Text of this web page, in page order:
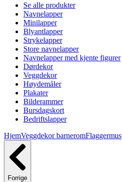
Se alle produkter
Navnelapper
Minilapper
Blyantlapper
Strykelapper
Store navnelapper
Navnelapper med kjente figurer
Dørdekor
Veggdekor
Høydemåler
Plakater
Bilderammer
Bursdagskort
Bedriftslapper
HjemVeggdekor barneromFlaggermus
Forrige